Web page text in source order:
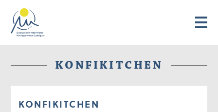
KONFIKITCHEN
KONFIKITCHEN